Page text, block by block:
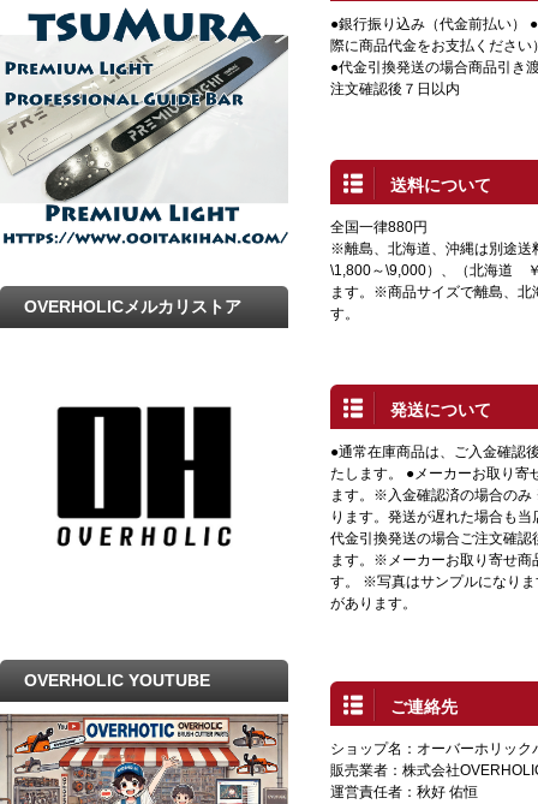
●銀行振り込み（代金前払い）
際に商品代金をお支払ください
●代金引換発送の場合商品引き
注文確認後７日以内
送料について
全国一律880円
※離島、北海道、沖縄は別途送
\1,800～\9,000）、（北海道
ます。※商品サイズで離島、北
す。
発送について
●通常在庫商品は、ご入金確認
たします。 ●メーカーお取り寄
ます。※入金確認済の場合の
ります。発送が遅れた場合も
代金引換発送の場合ご注文確
ます。※メーカーお取り寄せ商
す。 ※写真はサンプルになり
があります。
ご連絡先
ショップ名：オーバーホリック
販売業者：株式会社
運営責任者：秋好 佑恒
プ
OVERHOLICメルカリストア
OVERHOLIC YOUTUBE